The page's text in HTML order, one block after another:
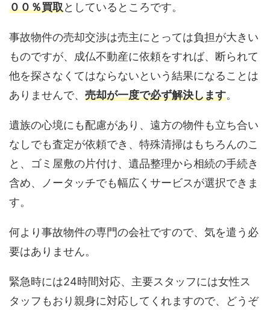
００％買取としているところです。
事故物件の売却交渉は売主にとっては負担が大きい
ものですが、成仏不動産に依頼をすれば、断られて
他を探さなくてはならないという結果になることは
ありませんで、 売却が一度で必ず解決します。
遺族の心境にも配慮があり、遠方の物件も立ち合い
なしでも査定が依頼でき、特殊清掃はもちろんのこ
と、ゴミ屋敷の片付け、遺品整理から相続の手続き
含め、ノータッチでも幅広くサービスが選択できま
す。
何より事故物件の専門の会社ですので、気を遣う必
要はありません。
緊急時には24時間対応、主要スタッフには女性ス
タッフもおり親身に対応してくれますので、どうぞ